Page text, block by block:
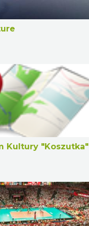
Kultury "Koszutka"